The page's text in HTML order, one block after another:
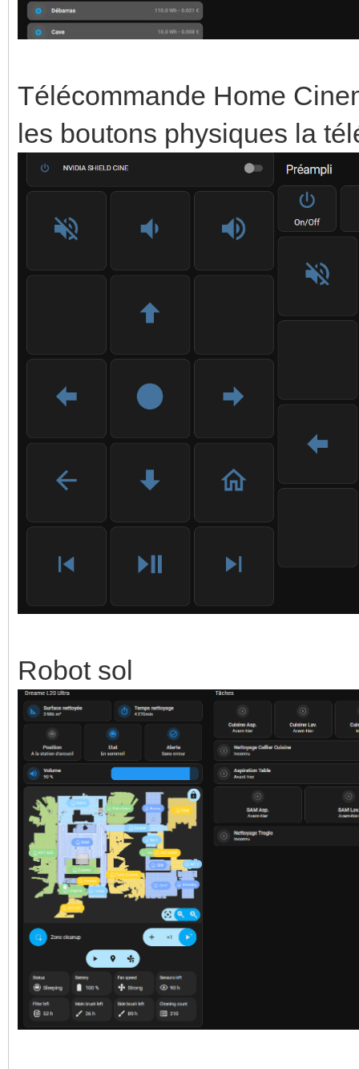
Télécommande Home
les boutons physiques la
Robot sol